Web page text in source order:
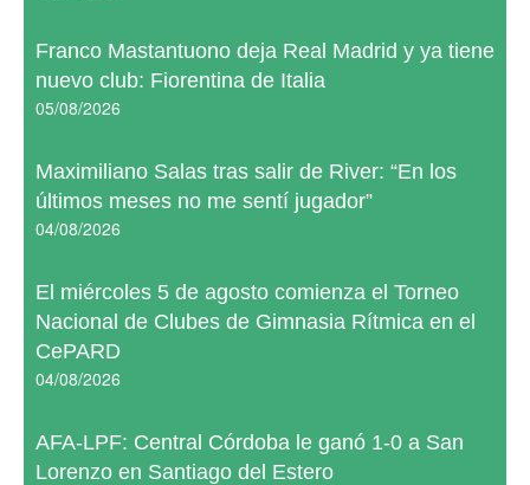
Franco Mastantuono deja Real Madrid y ya tiene
nuevo club: Fiorentina de Italia
05/08/2026
Maximiliano Salas tras salir de River: “En los
últimos meses no me sentí jugador”
04/08/2026
El miércoles 5 de agosto comienza el Torneo
Nacional de Clubes de Gimnasia Rítmica en el
CePARD
04/08/2026
AFA-LPF: Central Córdoba le ganó 1-0 a San
Lorenzo en Santiago del Estero